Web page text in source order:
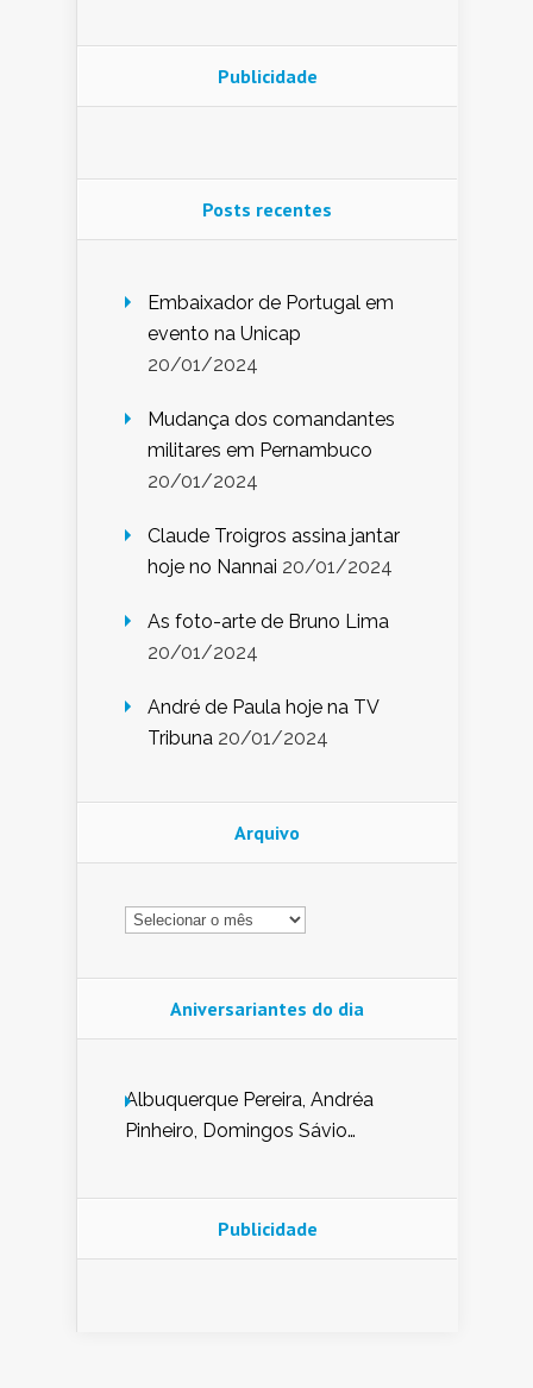
Publicidade
Posts recentes
Embaixador de Portugal em
evento na Unicap
20/01/2024
Mudança dos comandantes
militares em Pernambuco
20/01/2024
Claude Troigros assina jantar
hoje no Nannai 20/01/2024
As foto-arte de Bruno Lima
20/01/2024
André de Paula hoje na TV
Tribuna 20/01/2024
Arquivo
Arquivo
Aniversariantes do dia
Albuquerque Pereira, Andréa
Pinheiro, Domingos Sávio
Nunes de Sena, Fátima Peixoto,
Glória Pereira, Kátia Mesel,
Publicidade